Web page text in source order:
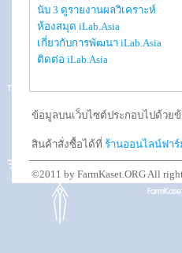
นับ 3 ดูรายงานผลวิเคราะห์
ห้องสมุด iLab.Asia
เกี่ยวกับการพัฒนา iLab.Asia
ติดต่อ iLab.Asia
ข้อมูลบนเว็บไซต์ประกอบไปด้วย
สินค้าสั่งซื้อได้ที่ ร้านออนไลน์ฟาร์
©2011 by FarmKaset.ORG All